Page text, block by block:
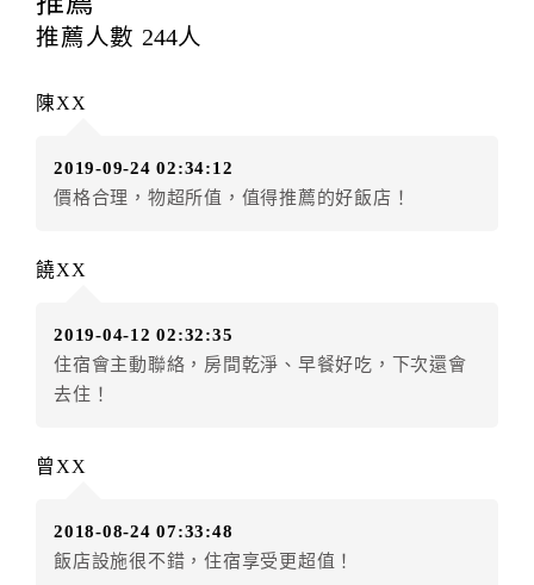
每筆訂單異動限定 乙
辦理取消退款。
房者應補足差額。（限原訂飯店）
房者不得要求退其差額。（限原訂飯店）
額3個月
．訂房者使用「保留住宿金額」時，請注意！為避免飯
店客滿，敬請及早計畫，如逾時未提出申辦，視同無條
件放棄訂單（住宿權益）。 （限原訂飯店使用）
得辦理取消退款。
．訂單異動後，訂單費用總計小於原訂單費用總計時，
推薦人數 244人
陳XX
2019-09-24 02:34:12
價格合理，物超所值，值得推薦的好飯店！
饒XX
2019-04-12 02:32:35
住宿會主動聯絡，房間乾淨、早餐好吃，下次還會
去住！
曾XX
2018-08-24 07:33:48
飯店設施很不錯，住宿享受更超值！